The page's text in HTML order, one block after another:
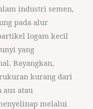
industri semen,
pada alur
logam kecil
yang
Bayangkan,
kurang dari
atau
melalui